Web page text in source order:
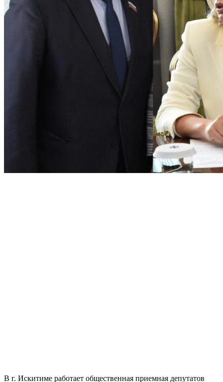
В г. Искитиме работает общественная приемная депутатов